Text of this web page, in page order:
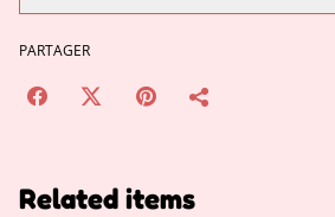
PARTAGER
Related items